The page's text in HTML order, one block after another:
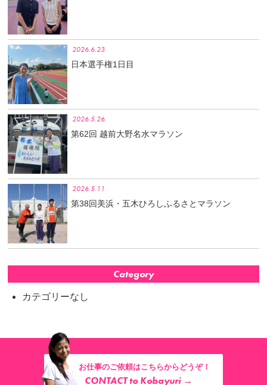
2026.6.23
日本選手権1日目
2026.5.26
第62回 越前大野名水マラソン
2026.5.11
第38回美浜・五木ひろしふるさとマラソン
Category
カテゴリーなし
お仕事のご依頼はこちらからどうぞ！
CONTACT to Kobayuri →